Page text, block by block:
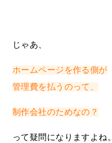
じゃあ、
ホームページを作る側が
管理費を払うのって、
制作会社のためなの？
って疑問になりますよね。